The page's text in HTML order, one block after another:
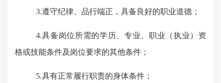
3.遵守纪律、品行端正，具备良好的职业道德；
4.具备岗位所需的学历、专业、职业（执业）资
格或技能条件及岗位要求的其他条件；
5.具有正常履行职责的身体条件；